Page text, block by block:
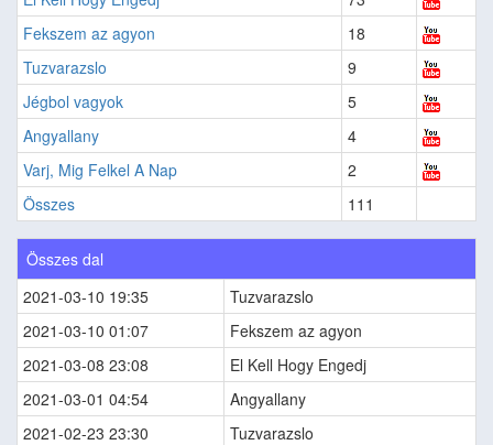
Fekszem az agyon
18
Tuzvarazslo
9
Jégbol vagyok
5
Angyallany
4
Varj, Mig Felkel A Nap
2
Összes
111
Összes dal
2021-03-10 19:35
Tuzvarazslo
2021-03-10 01:07
Fekszem az agyon
2021-03-08 23:08
El Kell Hogy Engedj
2021-03-01 04:54
Angyallany
2021-02-23 23:30
Tuzvarazslo